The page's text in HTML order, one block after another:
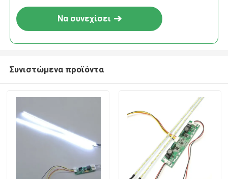
Υποβολή
Να συνεχίσει
Συνιστώμενα προϊόντα